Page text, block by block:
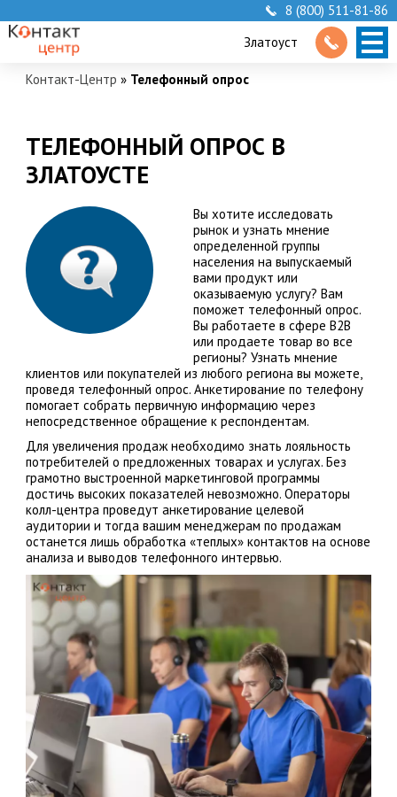
8 (800) 511-81-86
Златоуст
Контакт-Центр » Телефонный опрос
ТЕЛЕФОННЫЙ ОПРОС В
ЗЛАТОУСТЕ
Вы хотите исследовать
рынок и узнать мнение
определенной группы
населения на выпускаемый
вами продукт или
оказываемую услугу? Вам
поможет телефонный опрос.
Вы работаете в сфере В2В
или продаете товар во все
регионы? Узнать мнение
клиентов или покупателей из любого региона вы можете,
проведя телефонный опрос. Анкетирование по телефону
помогает собрать первичную информацию через
непосредственное обращение к респондентам.
Для увеличения продаж необходимо знать лояльность
потребителей о предложенных товарах и услугах. Без
грамотно выстроенной маркетинговой программы
достичь высоких показателей невозможно. Операторы
колл-центра проведут анкетирование целевой
аудитории и тогда вашим менеджерам по продажам
останется лишь обработка «теплых» контактов на основе
анализа и выводов телефонного интервью.